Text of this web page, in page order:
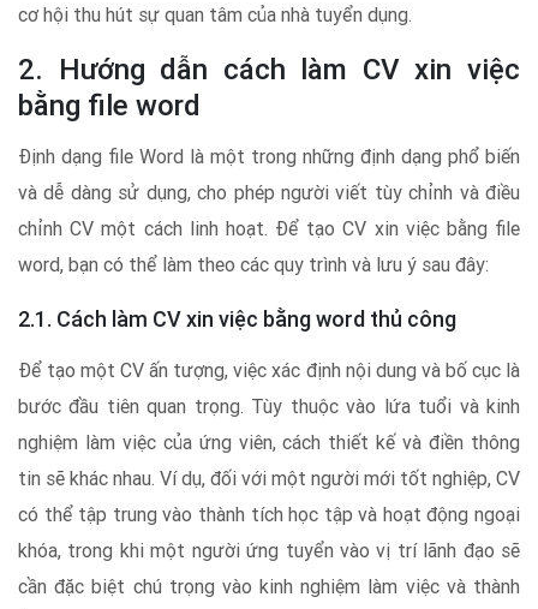
cơ hội thu hút sự quan tâm của nhà tuyển dụng.
2. Hướng dẫn cách làm CV xin việc
bằng file word
Định dạng file Word là một trong những định dạng phổ biến
và dễ dàng sử dụng, cho phép người viết tùy chỉnh và điều
chỉnh CV một cách linh hoạt. Để tạo CV xin việc bằng file
word, bạn có thể làm theo các quy trình và lưu ý sau đây:
2.1. Cách làm CV xin việc bằng word thủ công
Để tạo một CV ấn tượng, việc xác định nội dung và bố cục là
bước đầu tiên quan trọng. Tùy thuộc vào lứa tuổi và kinh
nghiệm làm việc của ứng viên, cách thiết kế và điền thông
tin sẽ khác nhau. Ví dụ, đối với một người mới tốt nghiệp, CV
có thể tập trung vào thành tích học tập và hoạt động ngoại
khóa, trong khi một người ứng tuyển vào vị trí lãnh đạo sẽ
cần đặc biệt chú trọng vào kinh nghiệm làm việc và thành